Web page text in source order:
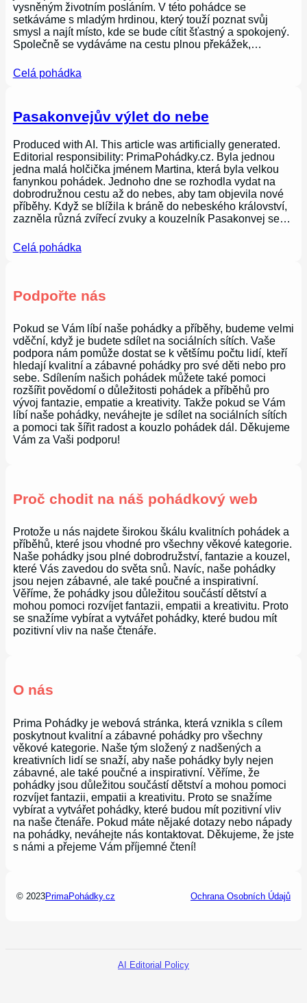
vysněným životním posláním. V této pohádce se
setkáváme s mladým hrdinou, který touží poznat svůj
smysl a najít místo, kde se bude cítit šťastný a spokojený.
Společně se vydáváme na cestu plnou překážek,…
Celá pohádka
Pasakonvejův výlet do nebe
Produced with AI. This article was artificially generated.
Editorial responsibility: PrimaPohádky.cz. Byla jednou
jedna malá holčička jménem Martina, která byla velkou
fanynkou pohádek. Jednoho dne se rozhodla vydat na
dobrodružnou cestu až do nebes, aby tam objevila nové
příběhy. Když se blížila k bráně do nebeského království,
zazněla různá zvířecí zvuky a kouzelník Pasakonvej se…
Celá pohádka
Podpořte nás
Pokud se Vám líbí naše pohádky a příběhy, budeme velmi
vděční, když je budete sdílet na sociálních sítích. Vaše
podpora nám pomůže dostat se k většímu počtu lidí, kteří
hledají kvalitní a zábavné pohádky pro své děti nebo pro
sebe. Sdílením našich pohádek můžete také pomoci
rozšířit povědomí o důležitosti pohádek a příběhů pro
vývoj fantazie, empatie a kreativity. Takže pokud se Vám
líbí naše pohádky, neváhejte je sdílet na sociálních sítích
a pomoci tak šířit radost a kouzlo pohádek dál. Děkujeme
Vám za Vaši podporu!
Proč chodit na náš pohádkový web
Protože u nás najdete širokou škálu kvalitních pohádek a
příběhů, které jsou vhodné pro všechny věkové kategorie.
Naše pohádky jsou plné dobrodružství, fantazie a kouzel,
které Vás zavedou do světa snů. Navíc, naše pohádky
jsou nejen zábavné, ale také poučné a inspirativní.
Věříme, že pohádky jsou důležitou součástí dětství a
mohou pomoci rozvíjet fantazii, empatii a kreativitu. Proto
se snažíme vybírat a vytvářet pohádky, které budou mít
pozitivní vliv na naše čtenáře.
O nás
Prima Pohádky je webová stránka, která vznikla s cílem
poskytnout kvalitní a zábavné pohádky pro všechny
věkové kategorie. Naše tým složený z nadšených a
kreativních lidí se snaží, aby naše pohádky byly nejen
zábavné, ale také poučné a inspirativní. Věříme, že
pohádky jsou důležitou součástí dětství a mohou pomoci
rozvíjet fantazii, empatii a kreativitu. Proto se snažíme
vybírat a vytvářet pohádky, které budou mít pozitivní vliv
na naše čtenáře. Pokud máte nějaké dotazy nebo nápady
na pohádky, neváhejte nás kontaktovat. Děkujeme, že jste
s námi a přejeme Vám příjemné čtení!
© 2023PrimaPohádky.cz Ochrana Osobních Údajů
AI Editorial Policy